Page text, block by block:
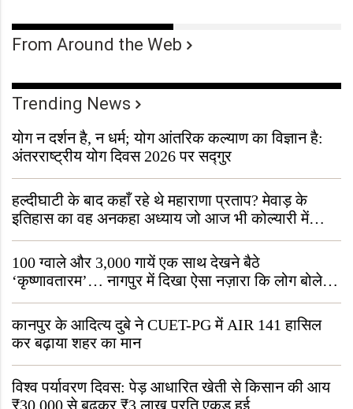
From Around the Web
Trending News
योग न दर्शन है, न धर्म; योग आंतरिक कल्याण का विज्ञान है:
अंतरराष्ट्रीय योग दिवस 2026 पर सद्गुर
हल्दीघाटी के बाद कहाँ रहे थे महाराणा प्रताप? मेवाड़ के
इतिहास का वह अनकहा अध्याय जो आज भी कोल्यारी में
जीवित है
100 ग्वाले और 3,000 गायें एक साथ देखने बैठे
‘कृष्णावतारम’… नागपुर में दिखा ऐसा नज़ारा कि लोग बोले,
“ऐसा तो सिर्फ़ कृष्ण ही कर सकते हैं”
कानपुर के आदित्य दुबे ने CUET-PG में AIR 141 हासिल
कर बढ़ाया शहर का मान
विश्व पर्यावरण दिवस: पेड़ आधारित खेती से किसान की आय
₹30,000 से बढ़कर ₹3 लाख प्रति एकड़ हुई